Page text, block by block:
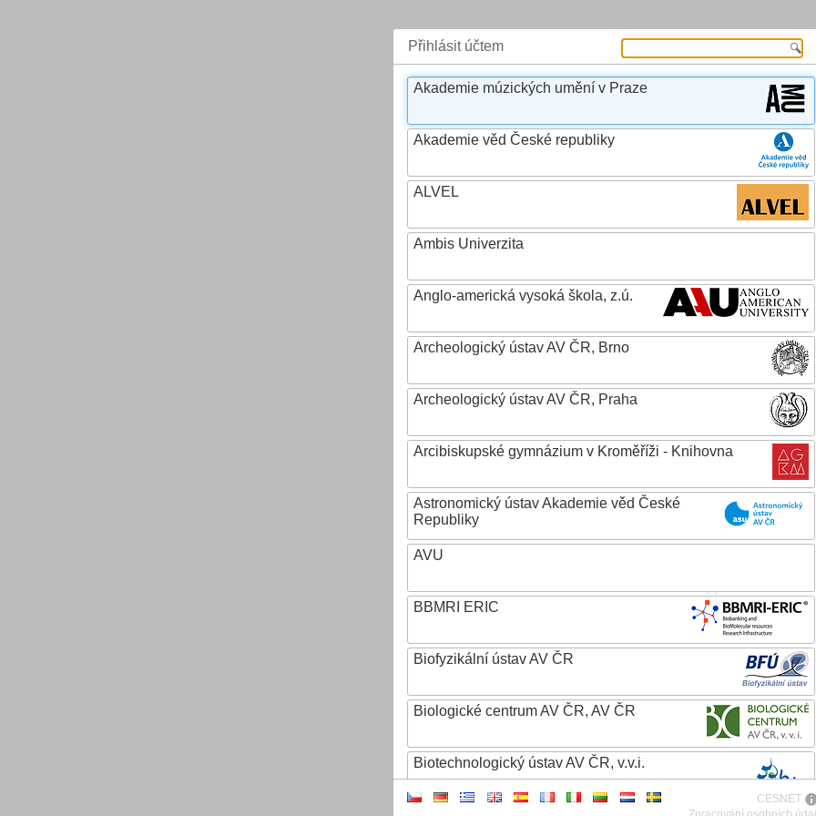
Přihlásit účtem
Akademie múzických umění v Praze
Akademie věd České republiky
ALVEL
Ambis Univerzita
Anglo-americká vysoká škola, z.ú.
Archeologický ústav AV ČR, Brno
Archeologický ústav AV ČR, Praha
Arcibiskupské gymnázium v Kroměříži - Knihovna
Astronomický ústav Akademie věd České
Republiky
AVU
BBMRI ERIC
Biofyzikální ústav AV ČR
Biologické centrum AV ČR, AV ČR
Biotechnologický ústav AV ČR, v.v.i.
CESNET